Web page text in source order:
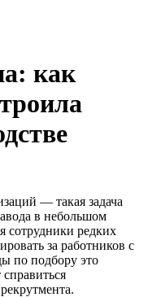
как
— такая задача
в небольшом
сотрудники редких
за работников с
по подбору это